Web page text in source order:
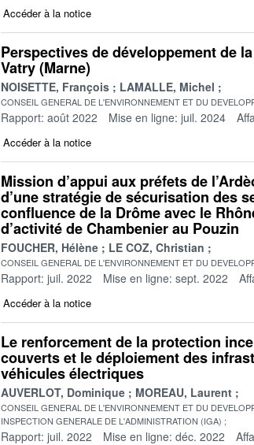
Accéder à la notice
Perspectives de développement de
Vatry (Marne)
NOISETTE, François LAMALLE, Michel
CONSEIL GENERAL DE L'ENVIRONNEMENT ET DU
Rapport: août 2022 Mise en ligne: juil. 2024
Accéder à la notice
Mission d’appui aux préfets de
d’une stratégie de sécurisation des
confluence de la Drôme avec le
d’activité de Chambenier au Pouzin
FOUCHER, Hélène LE COZ, Christian
CONSEIL GENERAL DE L'ENVIRONNEMENT ET DU
Rapport: juil. 2022 Mise en ligne: sept. 2022
Accéder à la notice
Le renforcement de la protection
couverts et le déploiement des
véhicules électriques
AUVERLOT, Dominique MOREAU, Laurent
CONSEIL GENERAL DE L'ENVIRONNEMENT ET DU
INSPECTION GENERALE DE L'ADMINISTRATION (IGA)
Rapport: juil. 2022 Mise en ligne: déc. 2022